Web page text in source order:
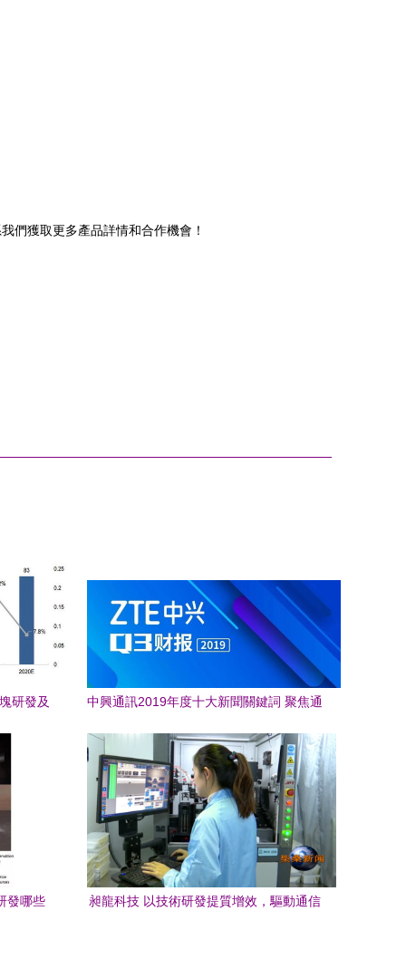
們獲取更多產品詳情和合作機會！
研發及
中興通訊2019年度十大新聞關鍵詞 聚焦通
發哪些
昶龍科技 以技術研發提質增效，驅動通信